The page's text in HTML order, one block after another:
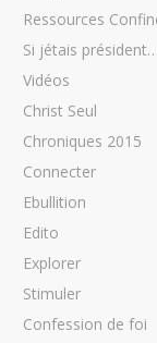
Ressources
Si jétais président…
Vidéos
Christ Seul
Chroniques 2015
Connecter
Ebullition
Edito
Explorer
Stimuler
Confession de foi